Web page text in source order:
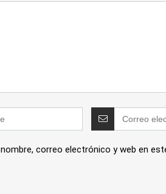
correo electrónico y web en